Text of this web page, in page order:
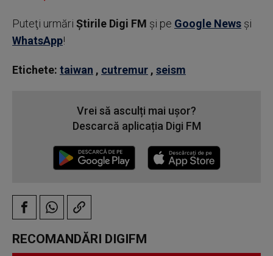
Puteţi urmări Știrile Digi FM şi pe Google News şi
WhatsApp!
Etichete: taiwan , cutremur , seism
Vrei să asculți mai ușor?
Descarcă aplicația Digi FM
RECOMANDĂRI DIGIFM